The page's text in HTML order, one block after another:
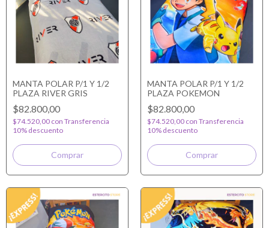
MANTA POLAR P/1 Y 1/2
PLAZA RIVER GRIS
$82.800,00
$74.520,00 con Transferencia
10% descuento
MANTA POLAR P/1 Y 1/2
PLAZA POKEMON
$82.800,00
$74.520,00 con Transferencia
10% descuento